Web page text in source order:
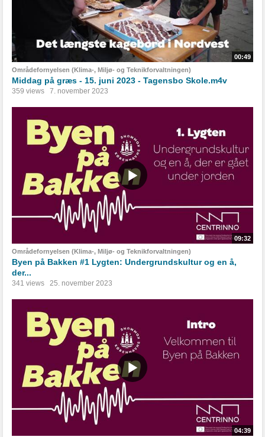
00:49
Områdefornyelsen (Klima-, Miljø- og Teknikforvaltningen)
Middag på græs - 15. juni 2023 - Tagensbo Skole.m4v
359 views 7. november 2023
09:32
Områdefornyelsen (Klima-, Miljø- og Teknikforvaltningen)
Byen på Bakken #1 Lygten: Undergrundskultur og en å,
der...
341 views 25. november 2023
04:39